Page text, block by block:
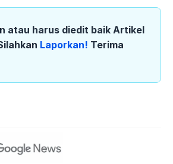
atau harus diedit baik Artikel
Laporkan! Terima